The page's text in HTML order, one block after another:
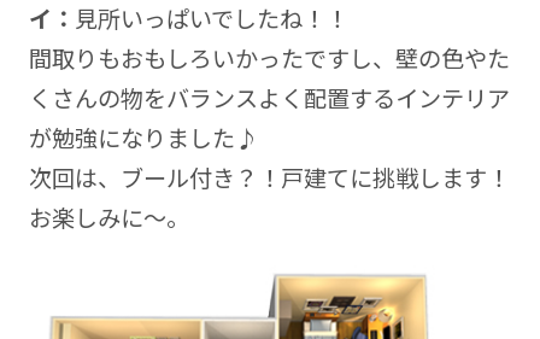
イ： 見所いっぱいでしたね！！
間取りもおもしろいかったですし、壁の色やた
くさんの物をバランスよく配置するインテリア
が勉強になりました♪
次回は、ブール付き？！戸建てに挑戦します！
お楽しみに～。